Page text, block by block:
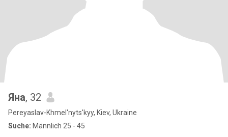
Яна, 32
Pereyaslav-Khmel'nyts'kyy, Kiev, Ukraine
Suche: Männlich 25 - 45